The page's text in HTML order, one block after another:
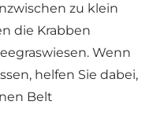
zu klein
die Krabben
Wenn
helfen Sie dabei,
Belt